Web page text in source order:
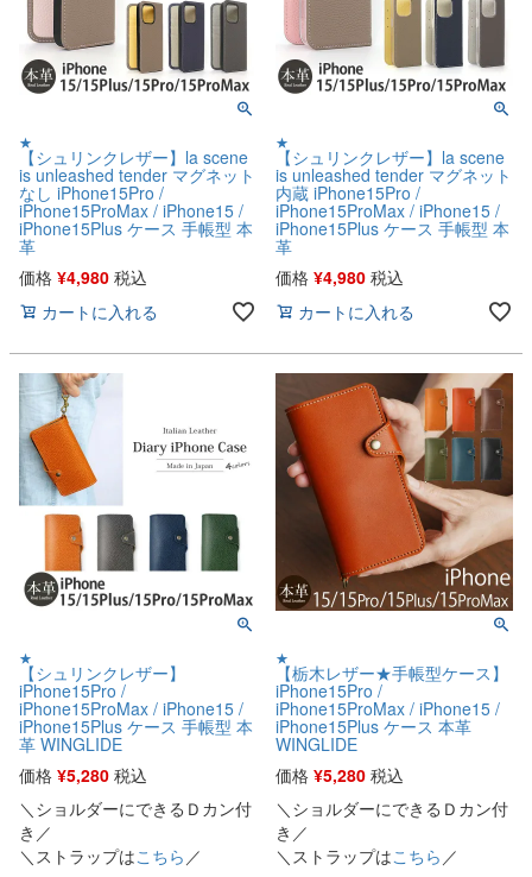
★
【シュリンクレザー】la scene
is unleashed tender マグネット
なし iPhone15Pro /
iPhone15ProMax / iPhone15 /
iPhone15Plus ケース 手帳型 本
革
価格 ¥4,980 税込
カートに入れる
★
【シュリンクレザー】la scene
is unleashed tender マグネット
内蔵 iPhone15Pro /
iPhone15ProMax / iPhone15 /
iPhone15Plus ケース 手帳型 本
革
価格 ¥4,980 税込
カートに入れる
★
【シュリンクレザー】
iPhone15Pro /
iPhone15ProMax / iPhone15 /
iPhone15Plus ケース 手帳型 本
革 WINGLIDE
価格 ¥5,280 税込
＼ショルダーにできるＤカン付
き／
＼ストラップはこちら ／
★
【栃木レザー★手帳型ケース】
iPhone15Pro /
iPhone15ProMax / iPhone15 /
iPhone15Plus ケース 本革
WINGLIDE
価格 ¥5,280 税込
＼ショルダーにできるＤカン付
き／
＼ストラップはこちら ／